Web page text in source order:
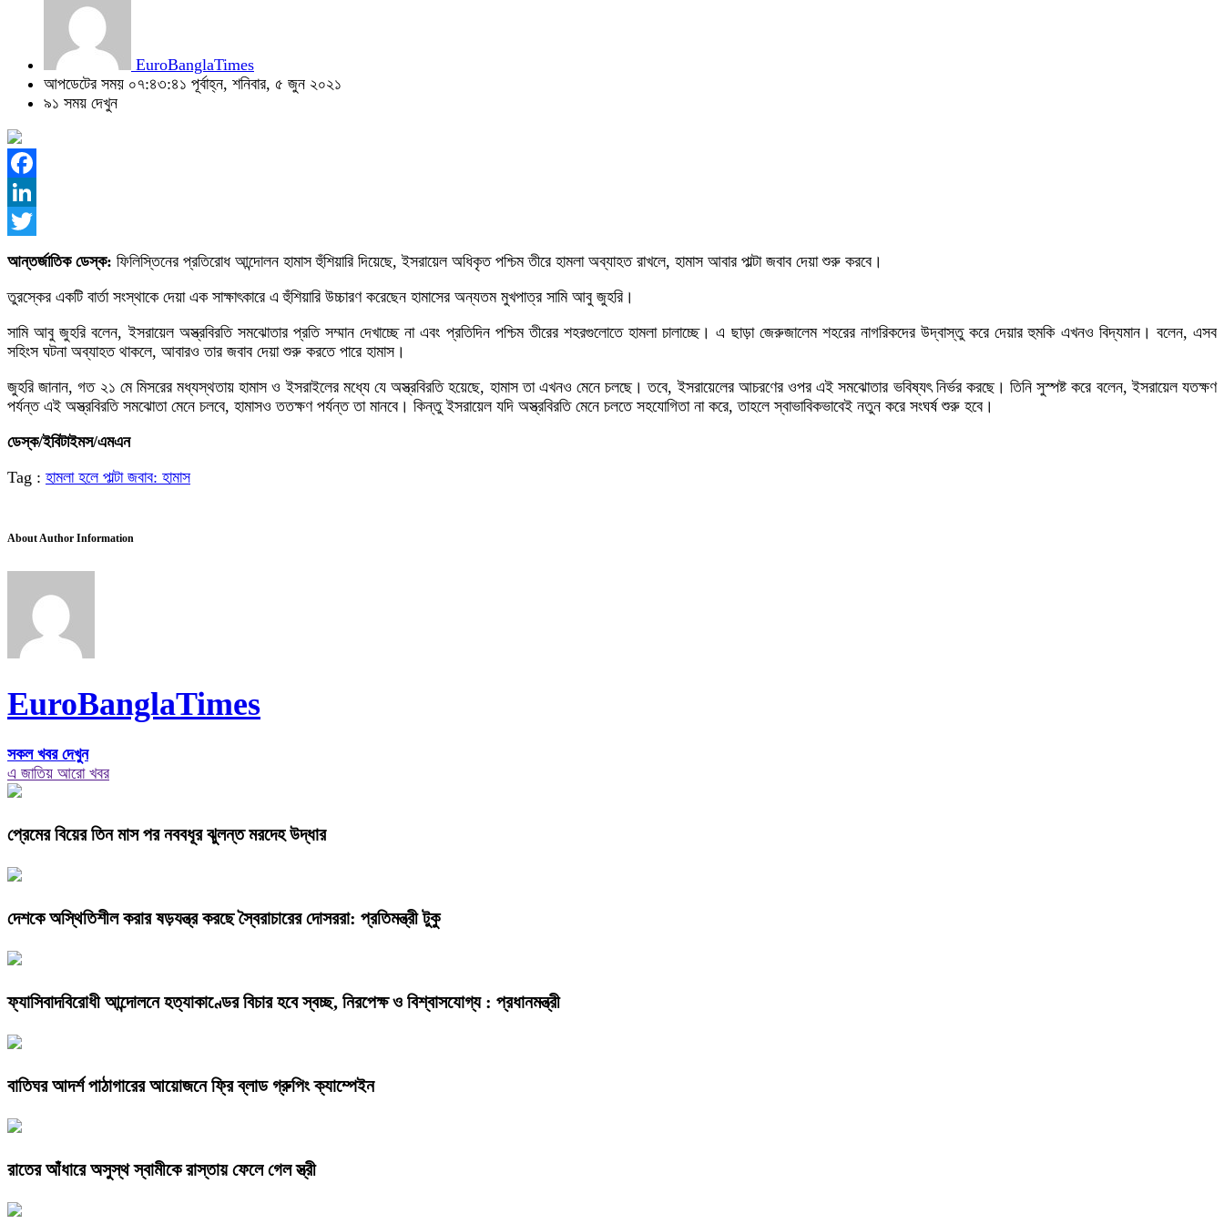
EuroBanglaTimes
আপডেটের সময় ০৭:৪৩:৪১ পূর্বাহ্ন, শনিবার, ৫ জুন ২০২১
৯১ সময় দেখুন
Facebook
LinkedIn
Twitter
আন্তর্জাতিক ডেস্ক: ফিলিস্তিনের প্রতিরোধ আন্দোলন হামাস হুঁশিয়ারি দিয়েছে, ইসরায়েল অধিকৃত পশ্চিম তীরে হামলা অব্যাহত রাখলে, হামাস আবার পাল্টা জবাব দেয়া শুরু করবে।
তুরস্কের একটি বার্তা সংস্থাকে দেয়া এক সাক্ষাৎকারে এ হুঁশিয়ারি উচ্চারণ করেছেন হামাসের অন্যতম মুখপাত্র সামি আবু জুহরি।
সামি আবু জুহরি বলেন, ইসরায়েল অস্ত্রবিরতি সমঝোতার প্রতি সম্মান দেখাচ্ছে না এবং প্রতিদিন পশ্চিম তীরের শহরগুলোতে হামলা চালাচ্ছে। এ ছাড়া জেরুজালেম শহরের নাগরিকদের উদ্বাস্তু করে দেয়ার হুমকি এখনও বিদ্যমান। বলেন, এসব
সহিংস ঘটনা অব্যাহত থাকলে, আবারও তার জবাব দেয়া শুরু করতে পারে হামাস।
জুহরি জানান, গত ২১ মে মিসরের মধ্যস্থতায় হামাস ও ইসরাইলের মধ্যে যে অস্ত্রবিরতি হয়েছে, হামাস তা এখনও মেনে চলছে। তবে, ইসরায়েলের আচরণের ওপর এই সমঝোতার ভবিষ্যৎ নির্ভর করছে। তিনি সুস্পষ্ট করে বলেন, ইসরায়েল যতক্ষণ
পর্যন্ত এই অস্ত্রবিরতি সমঝোতা মেনে চলবে, হামাসও ততক্ষণ পর্যন্ত তা মানবে। কিন্তু ইসরায়েল যদি অস্ত্রবিরতি মেনে চলতে সহযোগিতা না করে, তাহলে স্বাভাবিকভাবেই নতুন করে সংঘর্ষ শুরু হবে।
ডেস্ক/ইবিটাইমস/এমএন
Tag : হামলা হলে পাল্টা জবাব: হামাস
About Author Information
EuroBanglaTimes
সকল খবর দেখুন
এ জাতিয় আরো খবর
প্রেমের বিয়ের তিন মাস পর নববধূর ঝুলন্ত মরদেহ উদ্ধার
দেশকে অস্থিতিশীল করার ষড়যন্ত্র করছে স্বৈরাচারের দোসররা: প্রতিমন্ত্রী টুকু
ফ্যাসিবাদবিরোধী আন্দোলনে হত্যাকাণ্ডের বিচার হবে স্বচ্ছ, নিরপেক্ষ ও বিশ্বাসযোগ্য : প্রধানমন্ত্রী
বাতিঘর আদর্শ পাঠাগারের আয়োজনে ফ্রি ব্লাড গ্রুপিং ক্যাম্পেইন
রাতের আঁধারে অসুস্থ স্বামীকে রাস্তায় ফেলে গেল স্ত্রী